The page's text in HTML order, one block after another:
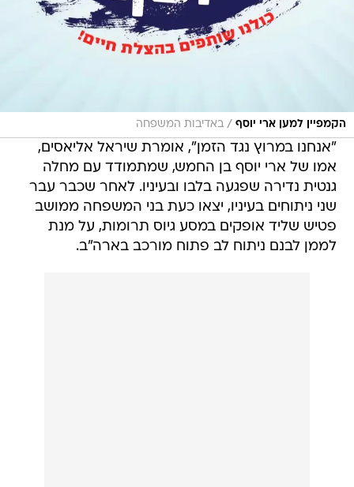
הקמפיין למען ארי יוסף / באדיבות המשפחה
"אנחנו במרוץ נגד הזמן", אומרת שיראל אליאסים,
אמו של ארי יוסף בן החמש, שמתמודד עם מחלה
גנטית נדירה שפגעה בלבו ובעיניו. לאחר שכבר עבר
שני ניתוחים בעיניו, יצאו כעת בני המשפחה ממושב
פטיש שליד אופקים במסע גיוס תרומות, על מנת
לממן לבנם ניתוח לב פתוח מורכב בארה"ב.